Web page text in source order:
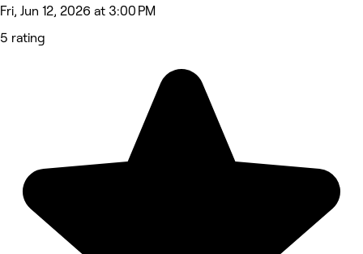
Fri, Jun 12, 2026 at 3:00 PM
5 rating